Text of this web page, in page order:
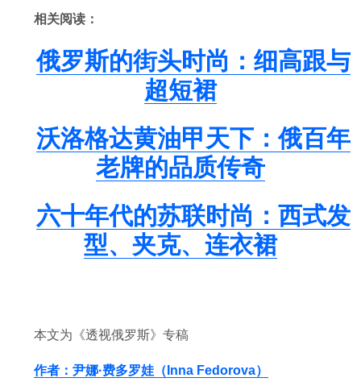
相关阅读：
俄罗斯的街头时尚：细高跟与
超短裙
沃洛格达黄油甲天下：俄百年
老牌的品质传奇
六十年代的苏联时尚：西式发
型、夹克、连衣裙
本文为《透视俄罗斯》专稿
作者：尹娜·费多罗娃（Inna Fedorova）